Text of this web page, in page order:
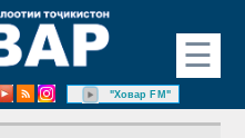
☰
"Ховар FM"